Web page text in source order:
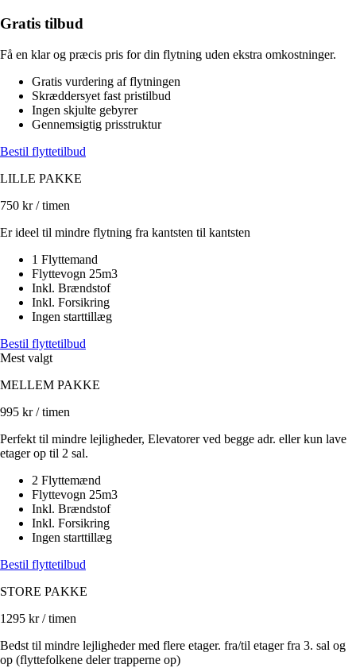
Gratis tilbud
Få en klar og præcis pris for din flytning uden ekstra omkostninger.
Gratis vurdering af flytningen
Skræddersyet fast pristilbud
Ingen skjulte gebyrer
Gennemsigtig prisstruktur
Bestil flyttetilbud
LILLE PAKKE
750 kr / timen
Er ideel til mindre flytning fra kantsten til kantsten
1 Flyttemand
Flyttevogn 25m3
Inkl. Brændstof
Inkl. Forsikring
Ingen starttillæg
Bestil flyttetilbud
Mest valgt
MELLEM PAKKE
995 kr / timen
Perfekt til mindre lejligheder, Elevatorer ved begge adr. eller kun lave
etager op til 2 sal.
2 Flyttemænd
Flyttevogn 25m3
Inkl. Brændstof
Inkl. Forsikring
Ingen starttillæg
Bestil flyttetilbud
STORE PAKKE
1295 kr / timen
Bedst til mindre lejligheder med flere etager. fra/til etager fra 3. sal og
op (flyttefolkene deler trapperne op)